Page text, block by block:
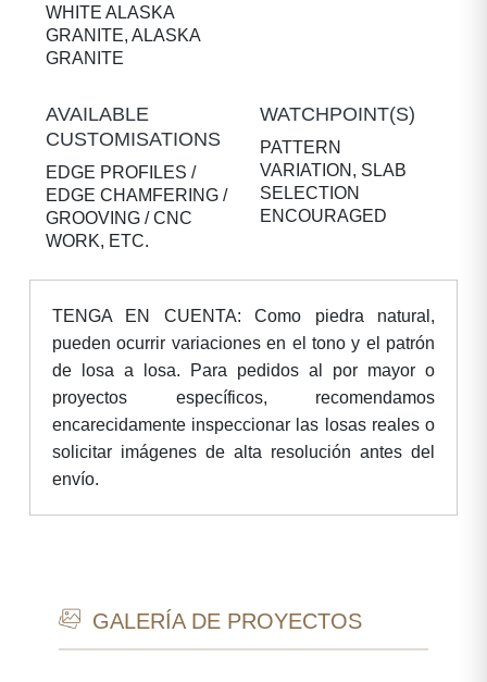
WHITE ALASKA
GRANITE, ALASKA
GRANITE
AVAILABLE
CUSTOMISATIONS
EDGE PROFILES /
EDGE CHAMFERING /
GROOVING / CNC
WORK, ETC.
WATCHPOINT(S)
PATTERN
VARIATION, SLAB
SELECTION
ENCOURAGED
TENGA EN CUENTA: Como piedra natural,
pueden ocurrir variaciones en el tono y el patrón
de losa a losa. Para pedidos al por mayor o
proyectos específicos, recomendamos
encarecidamente inspeccionar las losas reales o
solicitar imágenes de alta resolución antes del
envío.
GALERÍA DE PROYECTOS